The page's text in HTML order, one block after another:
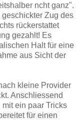
ncht ganz".
Zug des
rückerstattet
gezahlt! Es
Halt für eine
aus Sicht der
kleine Provider
Anschliessend
ein paar Tricks
für einen